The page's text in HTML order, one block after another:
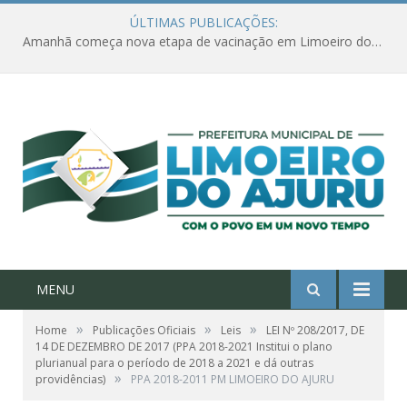
ÚLTIMAS PUBLICAÇÕES:
Amanhã começa nova etapa de vacinação em Limoeiro do Ajuru para idosos com 65 ou mais
MENU
Home » Publicações Oficiais » Leis »
LEI Nº 208/2017, DE
14 DE DEZEMBRO DE 2017 (PPA 2018-2021 Institui o plano
plurianual para o período de 2018 a 2021 e dá outras
providências) » PPA 2018-2011 PM LIMOEIRO DO AJURU